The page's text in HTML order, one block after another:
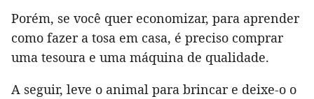
Porém, se você quer economizar, para aprender
como fazer a tosa em casa, é preciso comprar
uma tesoura e uma máquina de qualidade.
A seguir, leve o animal para brincar e deixe-o o